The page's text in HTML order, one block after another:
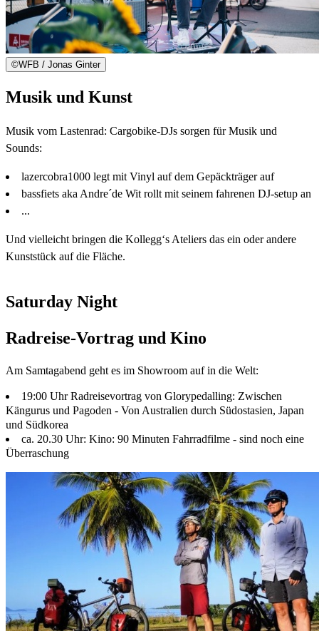
©WFB / Jonas Ginter
Musik und Kunst
Musik vom Lastenrad: Cargobike-DJs sorgen für Musik und
Sounds:
lazercobra1000 legt mit Vinyl auf dem Gepäckträger auf
bassfiets aka Andre´de Wit rollt mit seinem fahrenen DJ-setup an
...
Und vielleicht bringen die Kollegg‘s Ateliers das ein oder andere
Kunststück auf die Fläche.
Saturday Night
Radreise-Vortrag und Kino
Am Samtagabend geht es im Showroom auf in die Welt:
19:00 Uhr Radreisevortrag von Glorypedalling: Zwischen
Kängurus und Pagoden - Von Australien durch Südostasien, Japan
und Südkorea
ca. 20.30 Uhr: Kino: 90 Minuten Fahrradfilme - sind noch eine
Überraschung